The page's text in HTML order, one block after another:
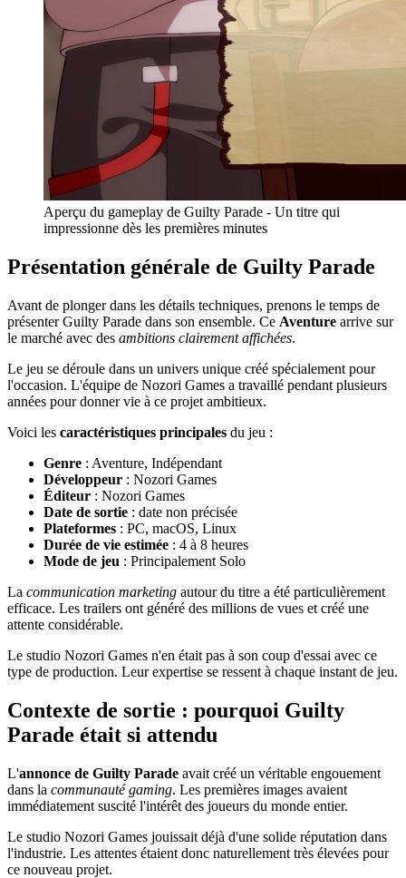
Aperçu du gameplay de Guilty Parade - Un titre qui
impressionne dès les premières minutes
Présentation générale de Guilty Parade
Avant de plonger dans les détails techniques, prenons le temps de
présenter Guilty Parade dans son ensemble. Ce Aventure arrive sur
le marché avec des ambitions clairement affichées.
Le jeu se déroule dans un univers unique créé spécialement pour
l'occasion. L'équipe de Nozori Games a travaillé pendant plusieurs
années pour donner vie à ce projet ambitieux.
Voici les caractéristiques principales du jeu :
Genre : Aventure, Indépendant
Développeur : Nozori Games
Éditeur : Nozori Games
Date de sortie : date non précisée
Plateformes : PC, macOS, Linux
Durée de vie estimée : 4 à 8 heures
Mode de jeu : Principalement Solo
La communication marketing autour du titre a été particulièrement
efficace. Les trailers ont généré des millions de vues et créé une
attente considérable.
Le studio Nozori Games n'en était pas à son coup d'essai avec ce
type de production. Leur expertise se ressent à chaque instant de jeu.
Contexte de sortie : pourquoi Guilty
Parade était si attendu
L'annonce de Guilty Parade avait créé un véritable engouement
dans la communauté gaming. Les premières images avaient
immédiatement suscité l'intérêt des joueurs du monde entier.
Le studio Nozori Games jouissait déjà d'une solide réputation dans
l'industrie. Les attentes étaient donc naturellement très élevées pour
ce nouveau projet.